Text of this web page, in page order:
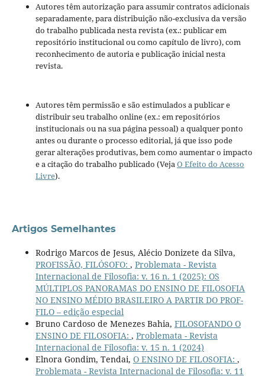
Autores têm autorização para assumir contratos adicionais
separadamente, para distribuição não-exclusiva da versão
do trabalho publicada nesta revista (ex.: publicar em
repositório institucional ou como capítulo de livro), com
reconhecimento de autoria e publicação inicial nesta
revista.
Autores têm permissão e são estimulados a publicar e
distribuir seu trabalho online (ex.: em repositórios
institucionais ou na sua página pessoal) a qualquer ponto
antes ou durante o processo editorial, já que isso pode
gerar alterações produtivas, bem como aumentar o impacto
e a citação do trabalho publicado (VejaO Efeito do Acesso
Livre).
Artigos Semelhantes
Rodrigo Marcos de Jesus, Alécio Donizete da Silva,
PROFISSÃO, FILÓSOFO: , Problemata - Revista
Internacional de Filosofia: v. 16 n. 1 (2025): OS
MÚLTIPLOS PANORAMAS DO ENSINO DE FILOSOFIA
NO ENSINO MÉDIO BRASILEIRO A PARTIR DO PROF-
FILO – edição especial
Bruno Cardoso de Menezes Bahia, FILOSOFANDO O
ENSINO DE FILOSOFIA: , Problemata - Revista
Internacional de Filosofia: v. 15 n. 1 (2024)
Elnora Gondim, Tendai, O ENSINO DE FILOSOFIA: ,
Problemata - Revista Internacional de Filosofia: v. 11